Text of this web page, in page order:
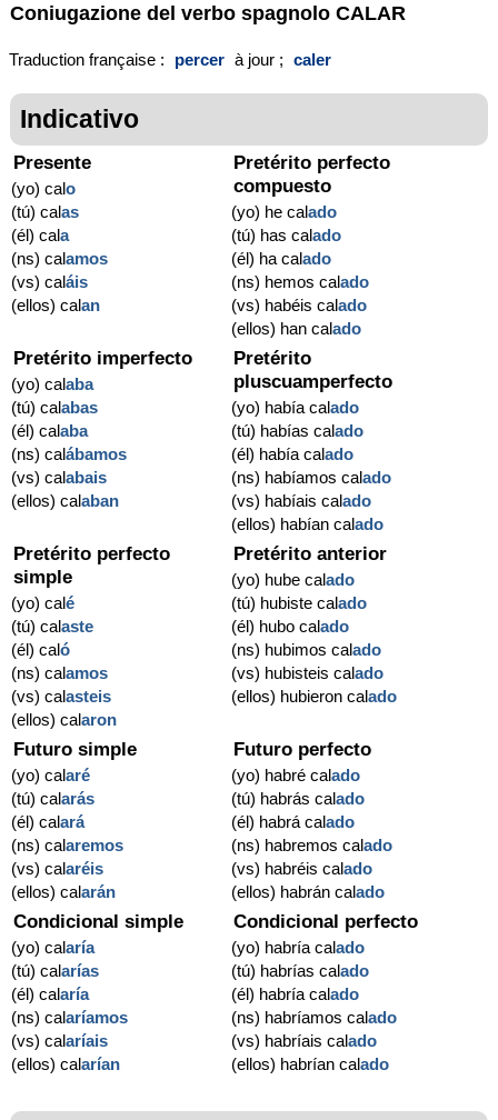
Coniugazione del verbo spagnolo CALAR
Traduction française : percer à jour ; caler
Indicativo
Presente
(yo) calo
(tú) calas
(él) cala
(ns) calamos
(vs) caláis
(ellos) calan
Pretérito perfecto
compuesto
(yo) he calado
(tú) has calado
(él) ha calado
(ns) hemos calado
(vs) habéis calado
(ellos) han calado
Pretérito imperfecto
(yo) calaba
(tú) calabas
(él) calaba
(ns) calábamos
(vs) calabais
(ellos) calaban
Pretérito
pluscuamperfecto
(yo) había calado
(tú) habías calado
(él) había calado
(ns) habíamos calado
(vs) habíais calado
(ellos) habían calado
Pretérito perfecto
simple
(yo) calé
(tú) calaste
(él) caló
(ns) calamos
(vs) calasteis
(ellos) calaron
Pretérito anterior
(yo) hube calado
(tú) hubiste calado
(él) hubo calado
(ns) hubimos calado
(vs) hubisteis calado
(ellos) hubieron calado
Futuro simple
(yo) calaré
(tú) calarás
(él) calará
(ns) calaremos
(vs) calaréis
(ellos) calarán
Futuro perfecto
(yo) habré calado
(tú) habrás calado
(él) habrá calado
(ns) habremos calado
(vs) habréis calado
(ellos) habrán calado
Condicional simple
(yo) calaría
(tú) calarías
(él) calaría
(ns) calaríamos
(vs) calaríais
(ellos) calarían
Condicional perfecto
(yo) habría calado
(tú) habrías calado
(él) habría calado
(ns) habríamos calado
(vs) habríais calado
(ellos) habrían calado